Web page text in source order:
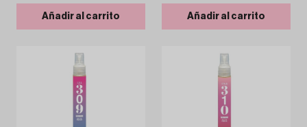
Añadir al carrito Añadir al carrito